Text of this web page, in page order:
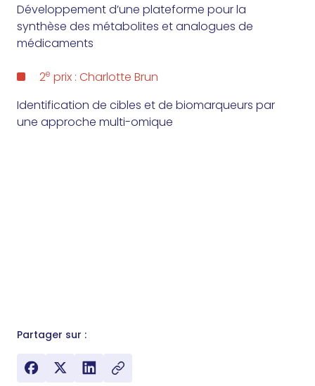
Développement d’une plateforme pour la
synthèse des métabolites et analogues de
médicaments
2e prix : Charlotte Brun
Identification de cibles et de biomarqueurs par
une approche multi-omique
Partager sur :